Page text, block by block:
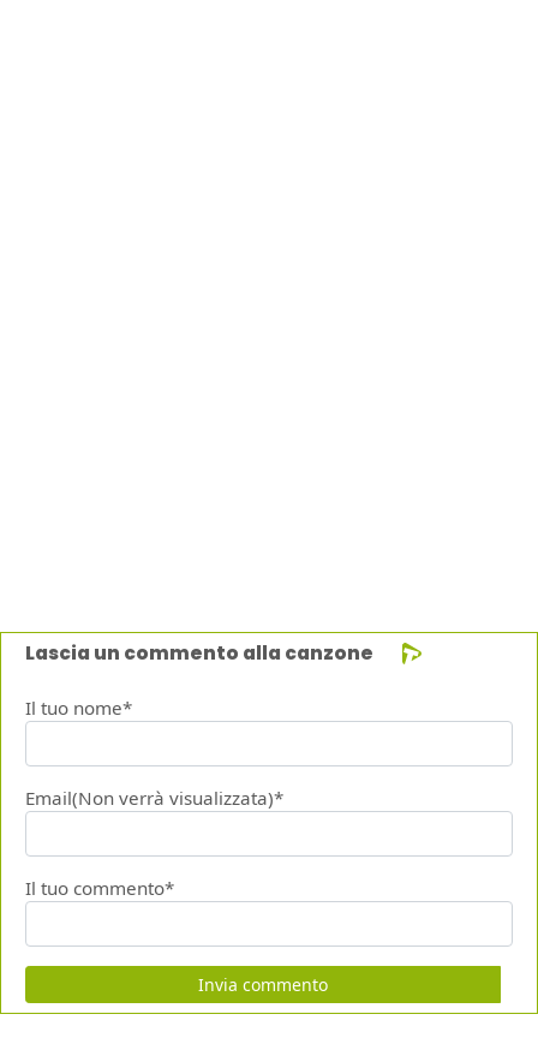
Lascia un commento alla canzone
Il tuo nome*
Email(Non verrà visualizzata)*
Il tuo commento*
Invia commento